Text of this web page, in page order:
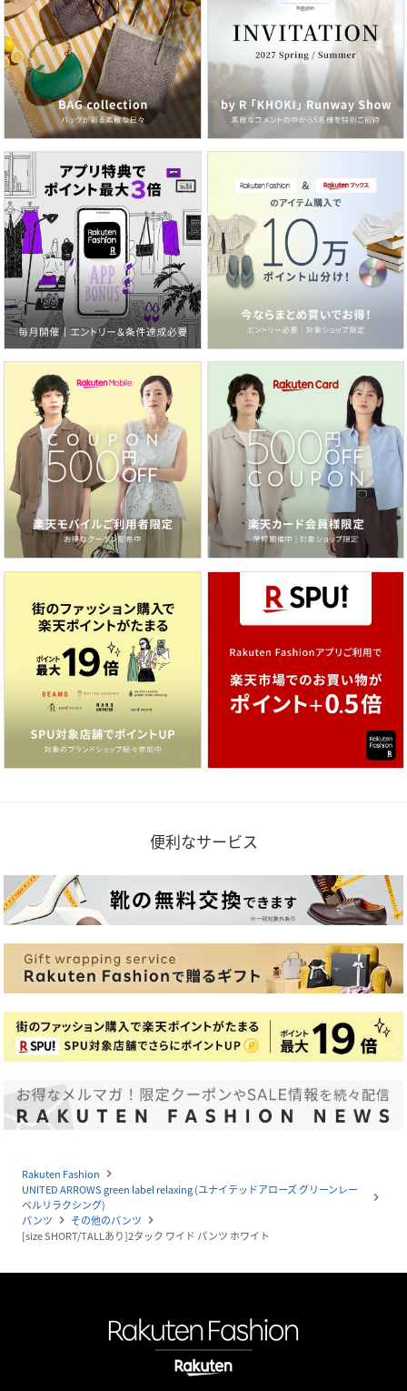
便利なサービス
Rakuten Fashion navigate_next
UNITED ARROWS green label relaxing (ユナイテッドアローズ グリーンレー
ベルリラクシング)
navigate_next
パンツ navigate_next その他のパンツ navigate_next
[size SHORT/TALLあり]2タック ワイド パンツ ホワイト